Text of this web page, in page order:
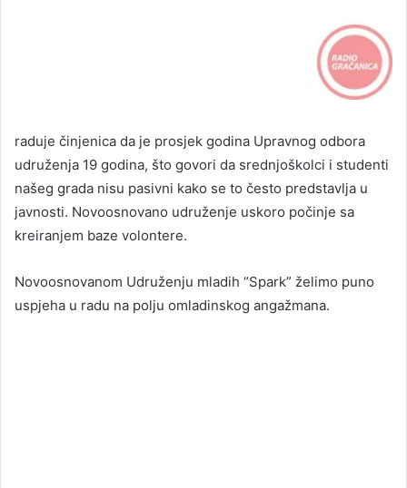
raduje činjenica da je prosjek godina Upravnog odbora
udruženja 19 godina, što govori da srednjoškolci i studenti
našeg grada nisu pasivni kako se to često predstavlja u
javnosti. Novoosnovano udruženje uskoro počinje sa
kreiranjem baze volontere.
Novoosnovanom Udruženju mladih “Spark” želimo puno
uspjeha u radu na polju omladinskog angažmana.